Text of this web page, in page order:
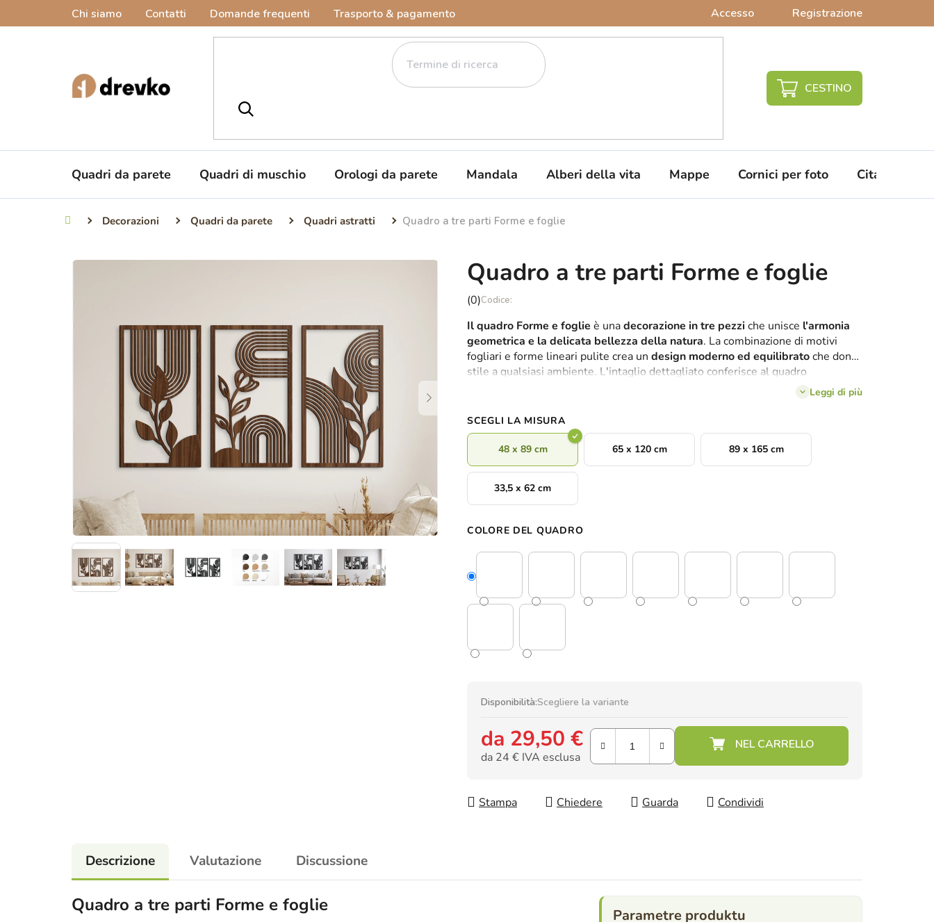
Chi siamo Contatti Domande frequenti Trasporto & pagamento Accesso Registrazione
CARRELLO
SPESA
Quadri da parete Quadri di muschio Orologi da parete Mandala Alberi della vita Mappe Cornici per foto Citazioni da
Casa Decorazioni Quadri da parete Quadri astratti Quadro a tre parti Forme e foglie
Quadro a tre parti Forme e foglie
La
media
del
prodotto
è
5
stelle.
(0)
Il quadro Forme e foglie è unadecorazione in tre pezziche unisce l'armonia
geometrica e la delicata bellezza della natura. La combinazione di motivi
fogliari e forme lineari pulite crea un design moderno ed equilibratoche dona
stile a qualsiasi ambiente. L'intaglio dettagliato conferisce al quadro
diverse varianti
per abbinare perfettamente l'immagine all'atmosfera della propria
casa.
Leggi di più
SCEGLI LA MISURA
48 x 89 cm 65 x 120 cm 89 x 165 cm
33,5 x 62 cm
COLORE DEL QUADRO
Disponibilità:Scegliere la variante
da 29,50 €
da 24 € IVA esclusa
Stampa
Chiedere Guarda Condividi
Descrizione Valutazione Discussione
Quadro a tre parti Forme e foglie